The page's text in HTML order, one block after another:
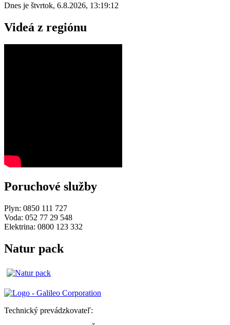
Dnes je štvrtok, 6.8.2026, 13:19:12
Videá z regiónu
Poruchové služby
Plyn: 0850 111 727
Voda: 052 77 29 548
Elektrina: 0800 123 332
Natur pack
Technický prevádzkovateľ: